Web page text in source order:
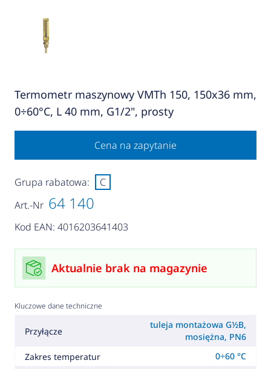
Termometr maszynowy VMTh 150, 150x36 mm,
0÷60°C, L 40 mm, G1/2", prosty
Cena na zapytanie
Art.-Nr 64 140
Kod EAN: 4016203641403
Grupa rabatowa: C
Aktualnie brak na magazynie
Kluczowe dane techniczne
Przyłącze
tuleja montażowa G½B,
mosiężna, PN6
Zakres temperatur
0÷60 °C